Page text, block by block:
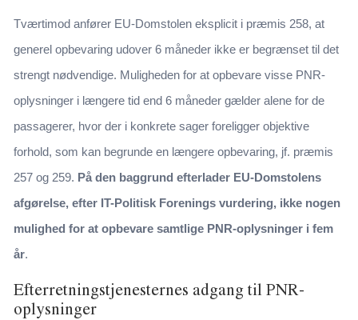
Tværtimod anfører EU-Domstolen eksplicit i præmis 258, at
generel opbevaring udover 6 måneder ikke er begrænset til det
strengt nødvendige. Muligheden for at opbevare visse PNR-
oplysninger i længere tid end 6 måneder gælder alene for de
passagerer, hvor der i konkrete sager foreligger objektive
forhold, som kan begrunde en længere opbevaring, jf. præmis
257 og 259. På den baggrund efterlader EU-Domstolens
afgørelse, efter IT-Politisk Forenings vurdering, ikke nogen
mulighed for at opbevare samtlige PNR-oplysninger i fem
år.
Efterretningstjenesternes adgang til PNR-
oplysninger